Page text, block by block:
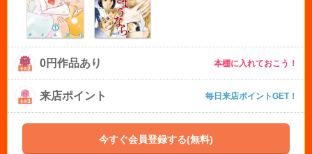
0円作品あり 本棚に入れておこう！
来店ポイント 毎日来店ポイントGET！
今すぐ会員登録する(無料)